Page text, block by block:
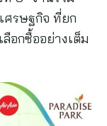
รษฐกิจ ที่ยก
อกซื้ออย่างเต็ม